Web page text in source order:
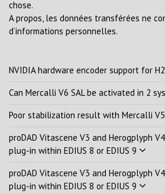
chose.
A propos, les données transférées ne
d’informations personnelles.
NVIDIA hardware encoder support for
Can Mercalli V6 SAL be activated in 2
Poor stabilization result with Mercalli V5
proDAD Vitascene V3 and Herogplyph
plug-in within EDIUS 8 or EDIUS 9
proDAD Vitascene V3 and Herogplyph
plug-in within EDIUS 8 or EDIUS 9